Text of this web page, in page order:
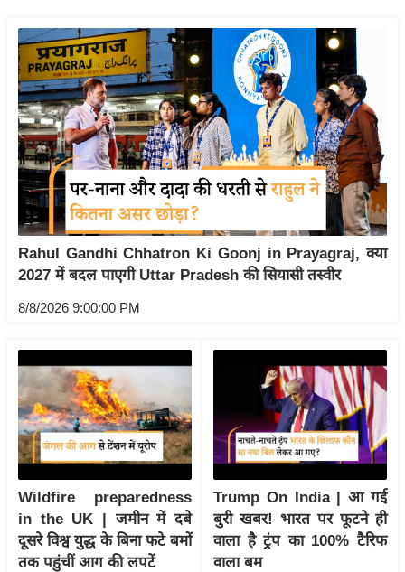
बि
ज़
ने
स
उ
द्यो
ग
ज
ग
त
वि
शे
ज्ञ
रा
य
ब
ज
खे
ल
क्रि
Rahul Gandhi Chhatron Ki Goonj in Prayagraj, क्या
2027 में बदल पाएगी Uttar Pradesh की सियासी तस्वीर
8/8/2026 9:00:00 PM
Wildfire preparedness
in the UK | जमीन में दबे
दूसरे विश्व युद्ध के बिना फटे बमों
तक पहुंचीं आग की लपटें
Trump On India | आ गई
बुरी खबर! भारत पर फूटने ही
वाला है ट्रंप का 100% टैरिफ
वाला बम